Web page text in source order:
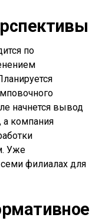
по
начнется вывод
а компания
Уже
филиалах для